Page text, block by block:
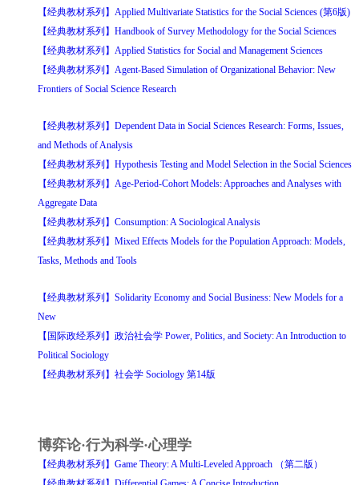
【经典教材系列】Applied Multivariate Statistics for the Social Sciences (第6版)
【经典教材系列】Handbook of Survey Methodology for the Social Sciences
【经典教材系列】Applied Statistics for Social and Management Sciences
【经典教材系列】Agent-Based Simulation of Organizational Behavior: New
Frontiers of Social Science Research
【经典教材系列】Dependent Data in Social Sciences Research: Forms, Issues,
and Methods of Analysis
【经典教材系列】Hypothesis Testing and Model Selection in the Social Sciences
【经典教材系列】Age-Period-Cohort Models: Approaches and Analyses with
Aggregate Data
【经典教材系列】Consumption: A Sociological Analysis
【经典教材系列】Mixed Effects Models for the Population Approach: Models,
Tasks, Methods and Tools
【经典教材系列】Solidarity Economy and Social Business: New Models for a
New
【国际政经系列】政治社会学 Power, Politics, and Society: An Introduction to
Political Sociology
【经典教材系列】社会学 Sociology 第14版
博弈论·行为科学·心理学
【经典教材系列】Game Theory: A Multi-Leveled Approach （第二版）